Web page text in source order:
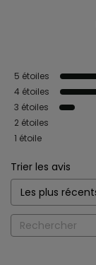
5 étoiles
4 étoiles
3 étoiles
2 étoiles
1 étoile
Trier les avis